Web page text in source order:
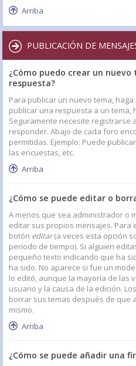
Arriba
PUBLICACIÓN DE
¿Cómo puedo crear un
respuesta?
Para publicar un nuevo tema,
publicar una respuesta a un tema,
Seguramente necesite registrarse
responder. Abajo de cada foro
permitidas. Ejemplo: Puede
las encuestas, etc.
Arriba
¿Cómo se puede editar o
A menos que sea administrador o
editar sus propios mensajes. Para
botón editar(a veces esta opción
periodo de tiempo). Si alguien
pequeño texto indicando que ha
ha sido. No aparece si fue un
lo editó, aunque la mayoría de las
usuario y la causa de la edición.
borrar sus temas después de que
mismo.
Arriba
¿Cómo se puede añadir una